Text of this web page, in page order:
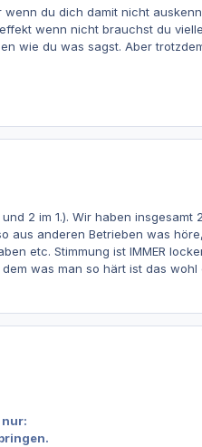
du dich damit nicht
wenn nicht brauchst du
wie du was sagst. Aber
2 im 1.). Wir haben
aus anderen Betrieben was
etc. Stimmung ist IMMER
was man so härt ist das wohl
nur: